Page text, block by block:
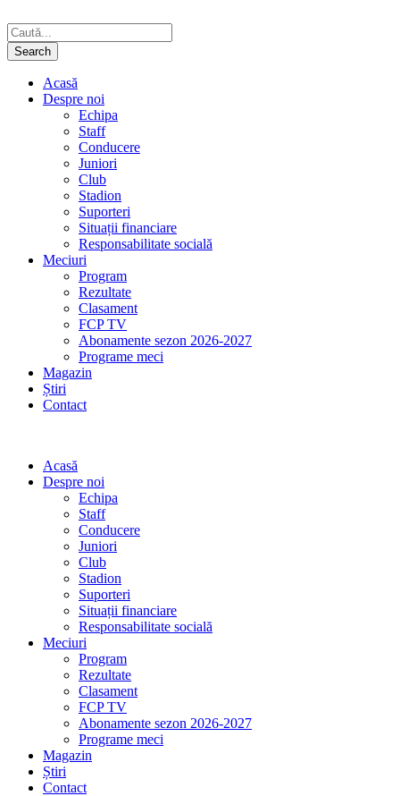
Acasă
Despre noi
Echipa
Staff
Conducere
Juniori
Club
Stadion
Suporteri
Situații financiare
Responsabilitate socială
Meciuri
Program
Rezultate
Clasament
FCP TV
Abonamente sezon 2026-2027
Programe meci
Magazin
Știri
Contact
Acasă
Despre noi
Echipa
Staff
Conducere
Juniori
Club
Stadion
Suporteri
Situații financiare
Responsabilitate socială
Meciuri
Program
Rezultate
Clasament
FCP TV
Abonamente sezon 2026-2027
Programe meci
Magazin
Știri
Contact